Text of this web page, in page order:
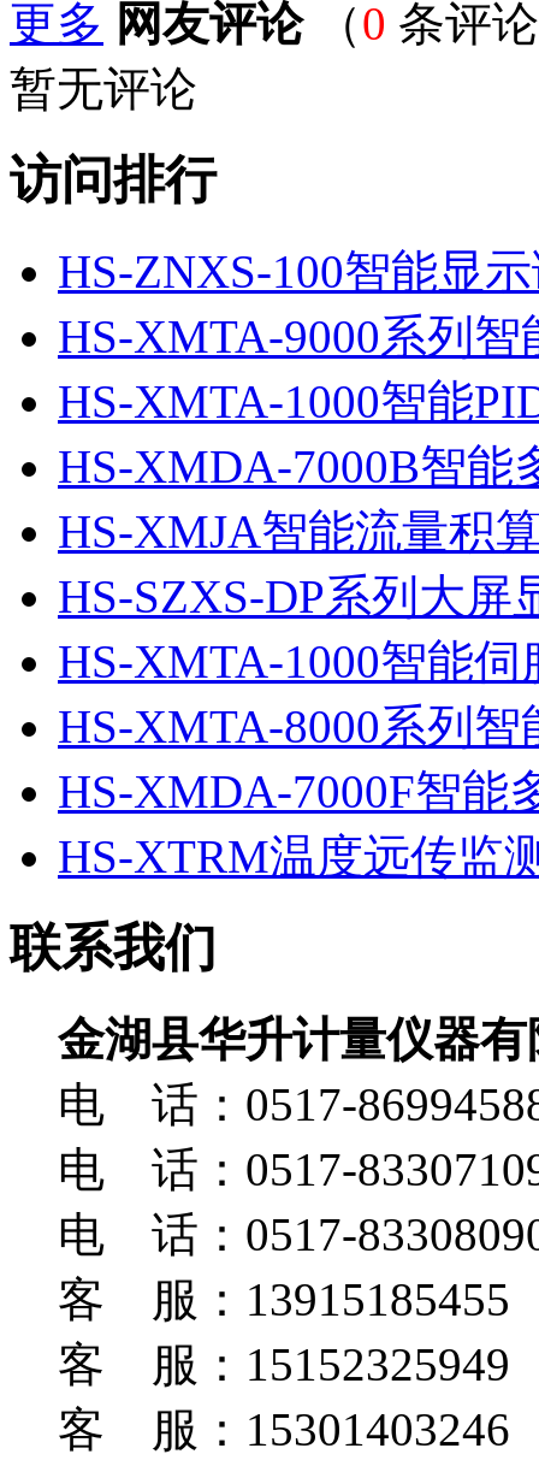
更多 网友评论（0 条评
暂无评论
访问排行
HS-ZNXS-100智能显
HS-XMTA-9000系列
HS-XMTA-1000智能
HS-XMDA-7000B智能
HS-XMJA智能流量积
HS-SZXS-DP系列大屏
HS-XMTA-1000智能
HS-XMTA-8000系列
HS-XMDA-7000F智能
HS-XTRM温度远传监
联系我们
金湖县华升计量仪器
电 话：0517-
电 话：0517-
电 话：0517-
客 服：13915185455
客 服：15152325949
客 服：15301403246